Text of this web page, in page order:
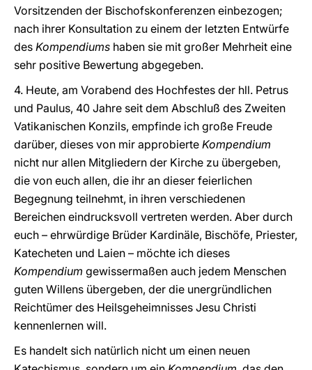
Vorsitzenden der Bischofskonferenzen einbezogen;
nach ihrer Konsultation zu einem der letzten Entwürfe
des Kompendiums haben sie mit großer Mehrheit eine
sehr positive Bewertung abgegeben.
4. Heute, am Vorabend des Hochfestes der hll. Petrus
und Paulus, 40 Jahre seit dem Abschluß des Zweiten
Vatikanischen Konzils, empfinde ich große Freude
darüber, dieses von mir approbierte Kompendium
nicht nur allen Mitgliedern der Kirche zu übergeben,
die von euch allen, die ihr an dieser feierlichen
Begegnung teilnehmt, in ihren verschiedenen
Bereichen eindrucksvoll vertreten werden. Aber durch
euch – ehrwürdige Brüder Kardinäle, Bischöfe, Priester,
Katecheten und Laien – möchte ich dieses
Kompendium gewissermaßen auch jedem Menschen
guten Willens übergeben, der die unergründlichen
Reichtümer des Heilsgeheimnisses Jesu Christi
kennenlernen will.
Es handelt sich natürlich nicht um einen neuen